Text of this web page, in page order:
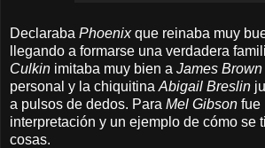
Declaraba Phoenixque reinaba muy
llegando a formarse una verdadera
Culkin imitaba muy bien a James Brown
personal y la chiquitina Abigail Breslin
a pulsos de dedos. Para Mel Gibson fue
interpretación y un ejemplo de cómo se
cosas.